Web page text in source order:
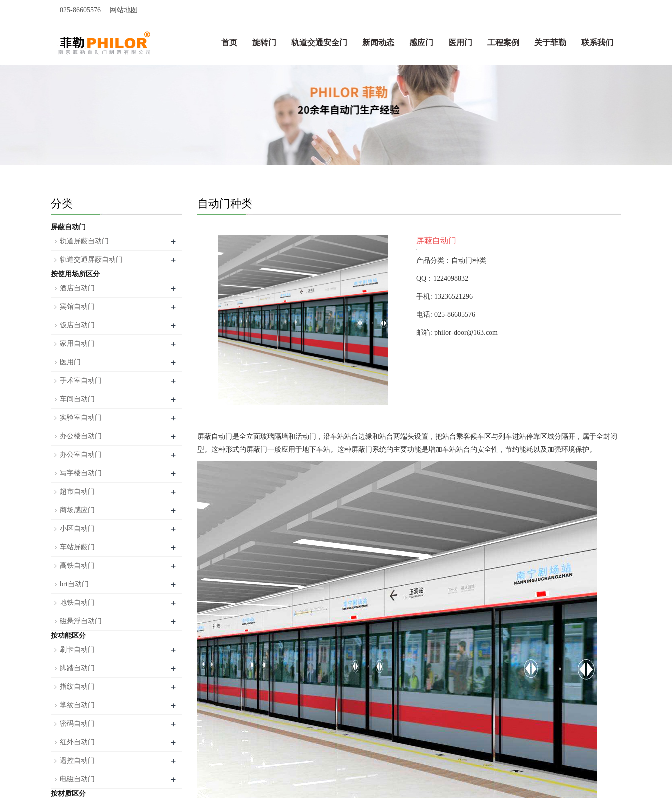
025-86605576 网站地图
首页 旋转门 轨道交通安全门 新闻动态 感应门 医用门 工程案例 关于菲勒 联系我们
自动门种类
屏蔽自动门
产品分类：自动门种类
QQ：1224098832
手机: 13236521296
电话: 025-86605576
邮箱: philor-door@163.com
屏蔽自动门是全立面玻璃隔墙和活动门，沿车站站台边缘和站台两端头设置，把站台乘客候车区与列车进站停靠区域分隔开，属于全封闭
型。这种形式的屏蔽门一般应用于地下车站。这种屏蔽门系统的主要功能是增加车站站台的安全性，节约能耗以及加强环境保护。
分类
屏蔽自动门
轨道屏蔽自动门
+
轨道交通屏蔽自动门 +
按使用场所区分
酒店自动门
+
宾馆自动门 +
饭店自动门 +
家用自动门 +
医用门 +
手术室自动门 +
车间自动门 +
实验室自动门 +
办公楼自动门 +
办公室自动门 +
写字楼自动门 +
超市自动门 +
商场感应门 +
小区自动门 +
车站屏蔽门 +
高铁自动门 +
brt自动门 +
地铁自动门 +
磁悬浮自动门 +
按功能区分
刷卡自动门
+
脚踏自动门 +
指纹自动门 +
掌纹自动门 +
密码自动门 +
红外自动门 +
遥控自动门 +
电磁自动门 +
按材质区分